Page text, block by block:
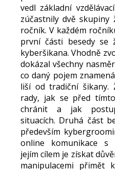
vedl základní
zúčastnily dvě
ročník. V každém
první části besedy se
kyberšikana. Vhodně
dokázal všechny
co daný pojem
liší od tradiční šikany.
rady, jak se před
chránit a jak
situacích. Druhá část
především
online komunikace s
jejím cílem je získat
manipulacemi přimět